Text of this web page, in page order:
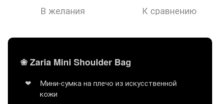
В желания К сравнению
❀ Zaria Mini Shoulder Bag
Мини-сумка на плечо из искусственной
кожи